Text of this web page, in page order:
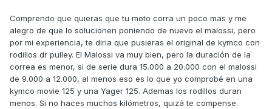
Comprendo que quieras que tu moto corra un poco mas y me
alegro de que lo solucionen poniendo de nuevo el malossi, pero
por mi experiencia, te diria que pusieras el original de kymco con
rodillos dr pulley. El Malossi va muy bien, pero la duración de la
correa es menor, si de serie dura 15.000 a 20.000 con el malossi
de 9.000 a 12.000, al menos eso es lo que yo comprobé en una
kymco movie 125 y una Yager 125. Ademas los rodillos duran
menos. Si no haces muchos kilómetros, quizá te compense.